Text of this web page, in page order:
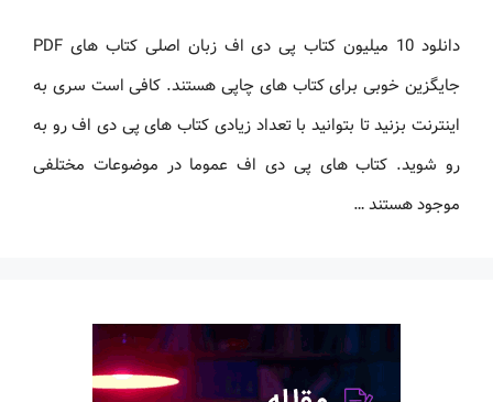
دانلود 10 میلیون کتاب پی دی اف زبان اصلی کتاب های PDF
جایگزین خوبی برای کتاب های چاپی هستند. کافی است سری به
اینترنت بزنید تا بتوانید با تعداد زیادی کتاب های پی دی اف رو به
رو شوید. کتاب های پی دی اف عموما در موضوعات مختلفی
موجود هستند …